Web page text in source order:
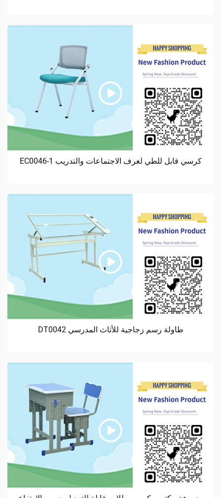
كرسي قابل للطي لغرف الاجتماعات والتدريب EC0046-1
طاولة رسم زجاجية للأثاث المدرسي DT0042